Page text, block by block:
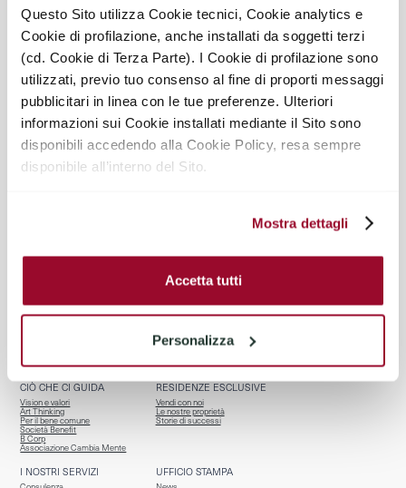
Questo Sito utilizza Cookie tecnici, Cookie analytics e
Cookie di profilazione, anche installati da soggetti terzi
(cd. Cookie di Terza Parte). I Cookie di profilazione sono
utilizzati, previo tuo consenso al fine di proporti messaggi
pubblicitari in linea con le tue preferenze. Ulteriori
informazioni sui Cookie installati mediante il Sito sono
disponibili accedendo alla Cookie Policy, resa sempre
disponibile all’interno del Sito.
Mostra dettagli
Accetta tutti
Personalizza
Via Leopardi 2, 20123 Milano
Mail: info@tirelliandpartners.pro
Tel: +39028051673
Seguici sui social
@TIRELLI_PARTNERS
BENVENUTI
Contatti
CHI SIAMO
Riconoscimenti
Affiliazioni
CIÒ CHE CI GUIDA
Vision e valori
Art Thinking
Per il bene comune
Società Benefit
B Corp
Associazione Cambia Mente
RESIDENZE ESCLUSIVE
Vendi con noi
Le nostre proprietà
Storie di successi
I NOSTRI SERVIZI UFFICIO STAMPA